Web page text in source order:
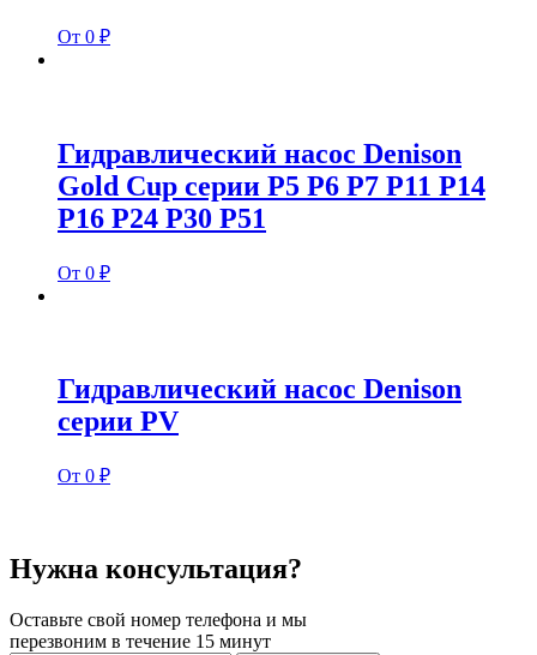
От 0 ₽
Гидравлический насос Denison
Gold Cup серии P5 P6 P7 P11 P14
P16 P24 P30 P51
От 0 ₽
Гидравлический насос Denison
серии PV
От 0 ₽
Нужна консультация?
Оставьте свой номер телефона и мы
перезвоним в течение 15 минут